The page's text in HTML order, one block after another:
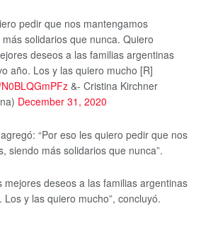
pedir que nos mantengamos
solidarios que nunca. Quiero
deseos a las familias argentinas
año. Los y las quiero mucho [R]
&- Cristina Kirchner
December 31, 2020
“Por eso les quiero pedir que nos
siendo más solidarios que nunca”.
mejores deseos a las familias argentinas
y las quiero mucho”, concluyó.